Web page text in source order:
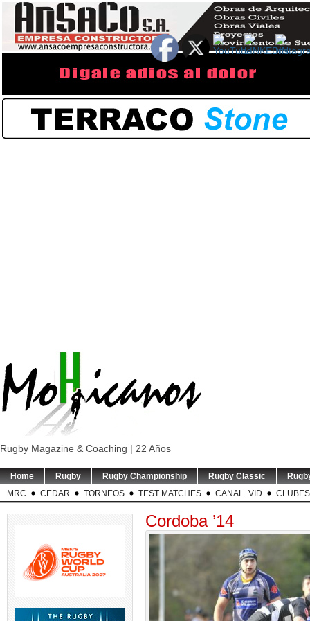
Rugby Magazine & Coaching | 22 Años
Home Rugby Rugby Championship Rugby Classic
MRC
CEDAR TORNEOS TEST MATCHES CANAL+VID CLUBES
Cordoba ’14